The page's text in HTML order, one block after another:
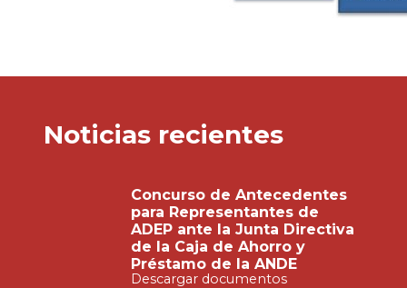
Noticias recientes
Concurso de Antecedentes
para Representantes de
ADEP ante la Junta Directiva
de la Caja de Ahorro y
Préstamo de la ANDE
Descargar documentos